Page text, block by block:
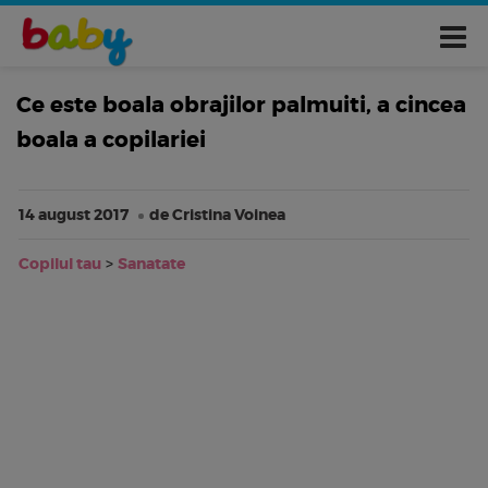
Ce este boala obrajilor palmuiti, a cincea
boala a copilariei
14 august 2017 de Cristina Voinea
Copilul tau > Sanatate